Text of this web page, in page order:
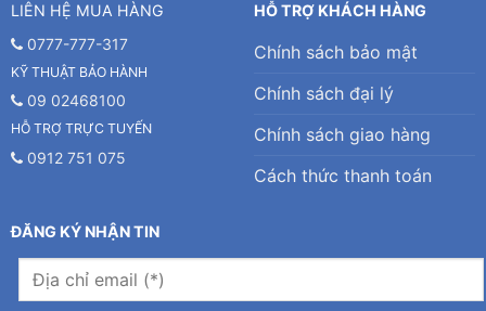
LIÊN HỆ MUA HÀNG
0777-777-317
KỸ THUẬT BẢO HÀNH
09 02468100
HỖ TRỢ TRỰC TUYẾN
0912 751 075
HỖ TRỢ KHÁCH HÀNG
Chính sách bảo mật
Chính sách đại lý
Chính sách giao hàng
Cách thức thanh toán
ĐĂNG KÝ NHẬN TIN